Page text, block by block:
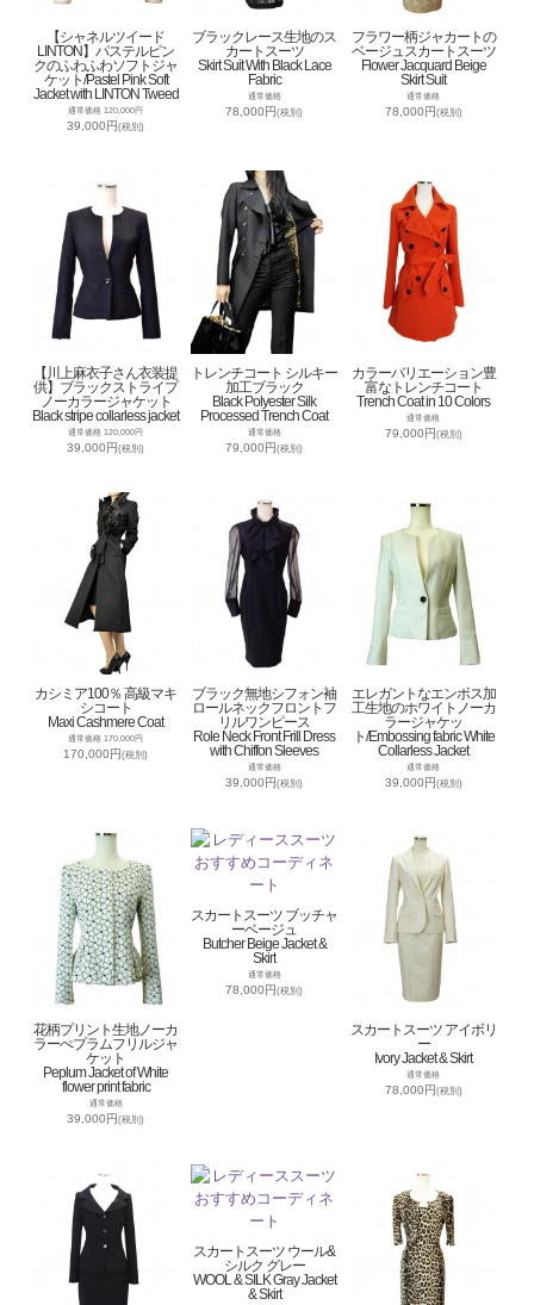
【シャネルツイード
LINTON】パステルピン
クのふわふわソフトジャ
ケット/Pastel Pink Soft
Jacket with LINTON Tweed
通常価格 120,000円
39,000円(税別)
ブラックレース生地のス
カートスーツ
Skirt Suit With Black Lace
Fabric
通常価格
78,000円(税別)
フラワー柄ジャカートの
ベージュスカートスーツ
Flower Jacquard Beige
Skirt Suit
通常価格
78,000円(税別)
【川上麻衣子さん衣装提
供】ブラックストライプ
ノーカラージャケット
Black stripe collarless jacket
通常価格 120,000円
39,000円(税別)
トレンチコート シルキー
加工ブラック
Black Polyester Silk
Processed Trench Coat
通常価格
79,000円(税別)
カラーバリエーション豊
富なトレンチコート
Trench Coat in 10 Colors
通常価格
79,000円(税別)
カシミア100％ 高級マキ
シコート
Maxi Cashmere Coat
通常価格 170,000円
170,000円(税別)
ブラック無地シフォン袖
ロールネックフロントフ
リルワンピース
Role Neck Front Frill Dress
with Chiffon Sleeves
通常価格
39,000円(税別)
エレガントなエンボス加
工生地のホワイトノーカ
ラージャケッ
ト/Embossing fabric White
Collarless Jacket
通常価格
39,000円(税別)
花柄プリント生地ノーカ
ラーぺプラムフリルジャ
ケット
Peplum Jacket of White
flower print fabric
通常価格
39,000円(税別)
スカートスーツ ブッチャ
ーベージュ
Butcher Beige Jacket &
Skirt
通常価格
78,000円(税別)
スカートスーツ アイボリ
ー
Ivory Jacket & Skirt
通常価格
78,000円(税別)
スカートスーツ ウール&
シルク グレー
WOOL & SILK Gray Jacket
& Skirt